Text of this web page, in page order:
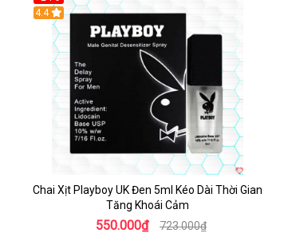
Hot
4.4
Chai Xịt Playboy UK Đen 5ml Kéo Dài Thời Gian
Tăng Khoái Cảm
550.000₫ 723.000₫